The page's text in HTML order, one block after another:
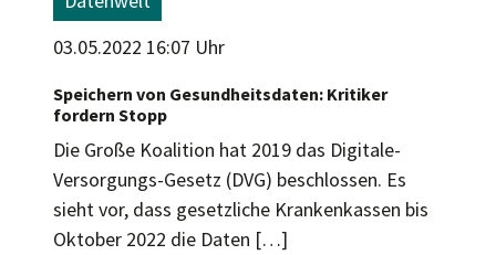
03.05.2022 16:07 Uhr
Speichern von Gesundheitsdaten: Kritiker
fordern Stopp
Die Große Koalition hat 2019 das Digitale-
Versorgungs-Gesetz (DVG) beschlossen. Es
sieht vor, dass gesetzliche Krankenkassen bis
Oktober 2022 die Daten […]